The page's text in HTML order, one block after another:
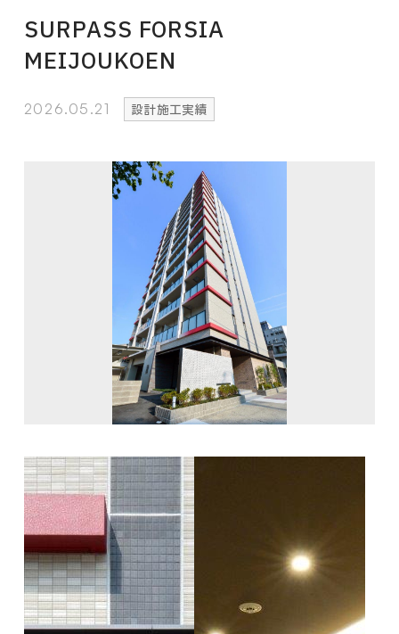
SURPASS FORSIA
MEIJOUKOEN
2026.05.21 設計施工実績